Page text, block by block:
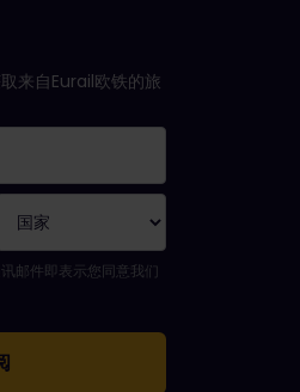
来自Eurail欧铁的旅
后重试。
条款和条件。
邮件即表示您同意我们